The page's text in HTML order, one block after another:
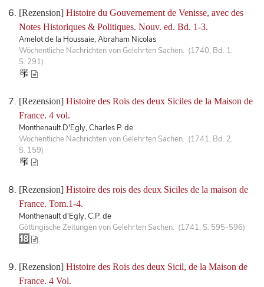
[Rezension] Histoire du Gouvernement de Venisse, avec des
Notes Historiques & Politiques. Nouv. ed. Bd. 1-3.
Amelot de la Houssaie, Abraham Nicolas
Wöchentliche Nachrichten von Gelehrten Sachen. (1740, Bd. 1,
S. 291)
[Rezension] Histoire des Rois des deux Siciles de la Maison de
France. 4 vol.
Monthenault D'Egly, Charles P. de
Wöchentliche Nachrichten von Gelehrten Sachen. (1741, Bd. 2,
S. 159)
[Rezension] Histoire des rois des deux Siciles de la maison de
France. Tom.1-4.
Monthenault d'Egly, C.P. de
Göttingische Zeitungen von Gelehrten Sachen. (1741, S. 595-596)
[Rezension] Histoire des Rois des deux Sicil, de la Maison de
France. 4 Vol.